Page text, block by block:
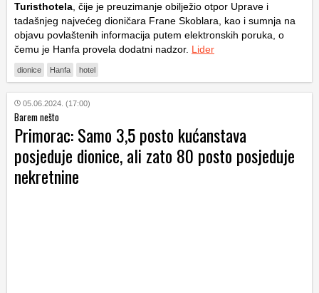
Turisthotela, čije je preuzimanje obilježio otpor Uprave i
tadašnjeg najvećeg dioničara Frane Skoblara, kao i sumnja na
objavu povlaštenih informacija putem elektronskih poruka, o
čemu je Hanfa provela dodatni nadzor. Lider
dionice Hanfa hotel
05.06.2024. (17:00)
Barem nešto
Primorac: Samo 3,5 posto kućanstava
posjeduje dionice, ali zato 80 posto posjeduje
nekretnine